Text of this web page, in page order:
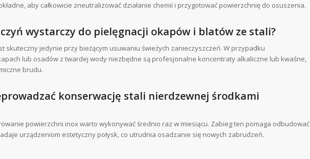
aby całkowicie zneutralizować działanie chemii i przygotować powierzchnię do osuszenia.
wystarczy do pielęgnacji okapów i blatów ze stali?
skuteczny jedynie przy bieżącym usuwaniu świeżych zanieczyszczeń. W przypadku
lub osadów z twardej wody niezbędne są profesjonalne koncentraty alkaliczne lub kwaśne,
brudu.
konserwację stali nierdzewnej środkami
powierzchni inox warto wykonywać średnio raz w miesiącu. Zabieg ten pomaga odbudować
urządzeniom estetyczny połysk, co utrudnia osadzanie się nowych zabrudzeń.